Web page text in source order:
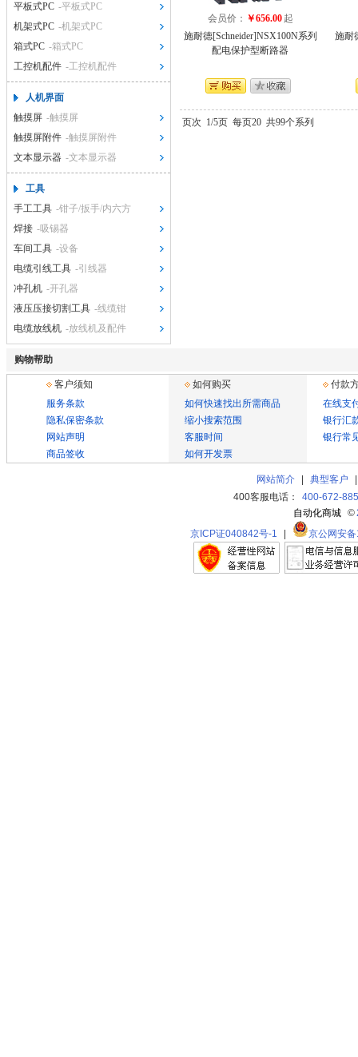
会员价： ￥656.00 起
施耐德[Schneider]NSX100N系列
配电保护型断路器
施耐
页次 1/5页 每页20 共99个系列
平板式PC -平板式PC
机架式PC -机架式PC
箱式PC -箱式PC
工控机配件 -工控机配件
人机界面
触摸屏 -触摸屏
触摸屏附件 -触摸屏附件
文本显示器 -文本显示器
工具
手工工具 -钳子/扳手/内六方
焊接 -吸锡器
车间工具 -设备
电缆引线工具 -引线器
冲孔机 -开孔器
液压压接切割工具 -线缆钳
电缆放线机 -放线机及配件
购物帮助
客户须知 如何购买
付款
服务条款
隐私保密条款
网站声明
商品签收
如何快速找出所需商品
缩小搜索范围
客服时间
如何开发票
在线支
银行汇
银行常
网站简介 典型客户
400客服电话：
400-672-
自动化商城
©
京ICP证040842号-1
京公网安